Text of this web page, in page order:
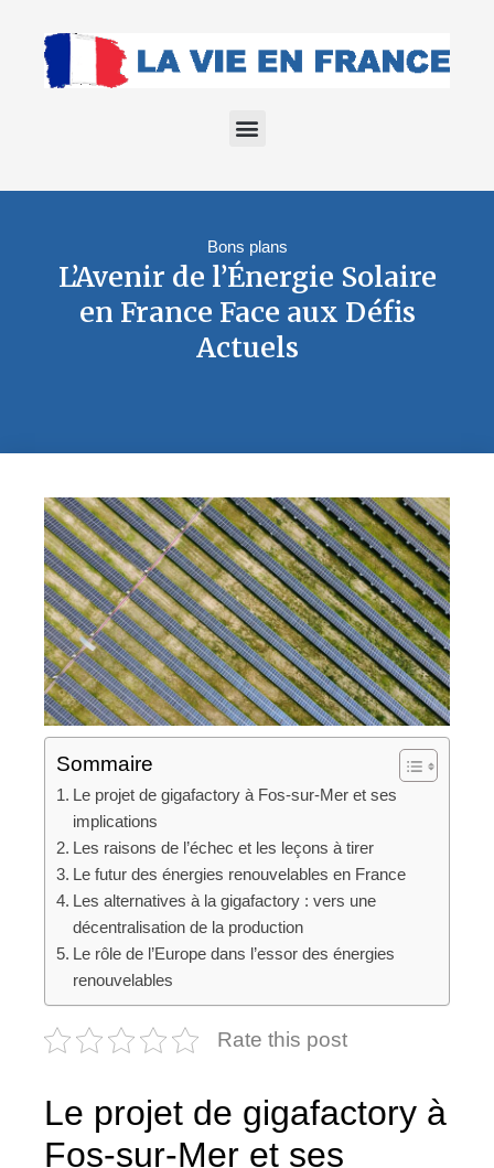
Bons plans
L’Avenir de l’Énergie Solaire
en France Face aux Défis
Actuels
Sommaire
Le projet de gigafactory à Fos-sur-Mer et ses
implications
Les raisons de l’échec et les leçons à tirer
Le futur des énergies renouvelables en France
Les alternatives à la gigafactory : vers une
décentralisation de la production
Le rôle de l’Europe dans l’essor des énergies
renouvelables
Rate this post
Le projet de gigafactory à
Fos-sur-Mer et ses